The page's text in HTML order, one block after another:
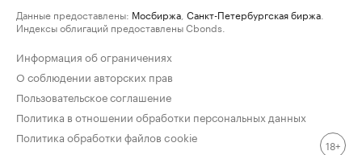
Данные предоставлены: Мосбиржа Санкт-Петербургская биржа
Индексы облигаций предоставлены Cbonds.
Информация об ограничениях
О соблюдении авторских прав
Пользовательское соглашение
Политика в отношении обработки персональных данных
Политика обработки файлов cookie
18+